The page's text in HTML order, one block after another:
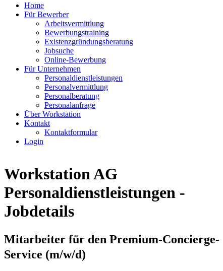
Home
Für Bewerber
Arbeitsvermittlung
Bewerbungstraining
Existenzgründungsberatung
Jobsuche
Online-Bewerbung
Für Unternehmen
Personaldienstleistungen
Personalvermittlung
Personalberatung
Personalanfrage
Über Workstation
Kontakt
Kontaktformular
Login
Workstation AG
Personaldienstleistungen -
Jobdetails
Mitarbeiter für den Premium-Concierge-
Service (m/w/d)